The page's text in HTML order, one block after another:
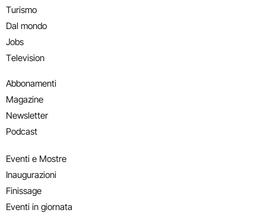
Turismo
Dal mondo
Jobs
Television
Abbonamenti
Magazine
Newsletter
Podcast
Eventi e Mostre
Inaugurazioni
Finissage
Eventi in giornata